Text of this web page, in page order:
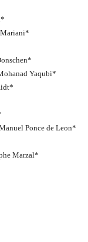
Yaqubi*
Ponce de Leon*
Marzal*